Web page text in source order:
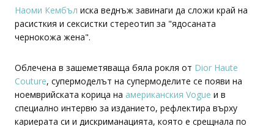
Наоми Кембъл иска веднъж завинаги да сложи край на
расисткия и сексистки стереотип за "ядосаната
чернокожа жена".
Облечена в зашеметяваща бяла рокля от Dior Haute
Couture, супермоделът на супермоделите се появи на
ноемврийската корица на американския Vogue и в
специално интервю за изданието, рефлектира върху
кариерата си и дискриманацията, която е срещнала по